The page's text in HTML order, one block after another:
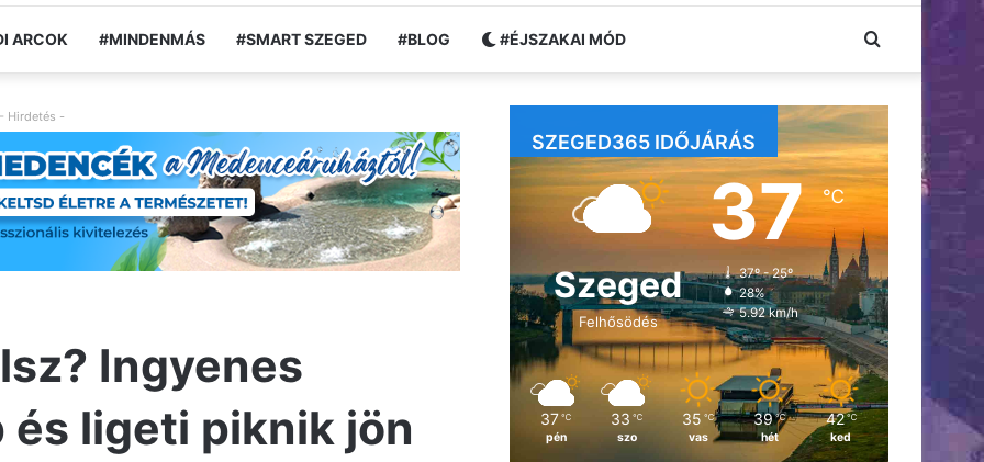
ARCOK #MINDENMÁS #SMART SZEGED #BLOG #ÉJSZAKAI MÓD Keresés:
- Hirdetés -
Ingyenes
ligeti piknik jön
SZEGED365 IDŐJÁRÁS
Szeged
Felhősödés
37℃
37º - 25º
28%
5.92 km/h
37 ℃
pén
33 ℃
szo
35 ℃
vas
39 ℃
hét
42 ℃
ked